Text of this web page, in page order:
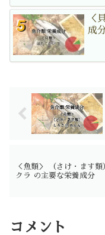
＜
成
＜魚類＞ （さけ・ます類
クラ の主要な栄養成分
コメント